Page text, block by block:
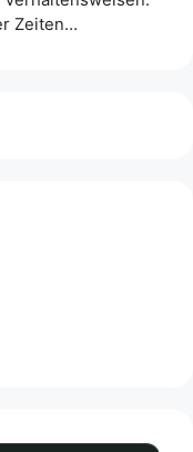
Zeiten…